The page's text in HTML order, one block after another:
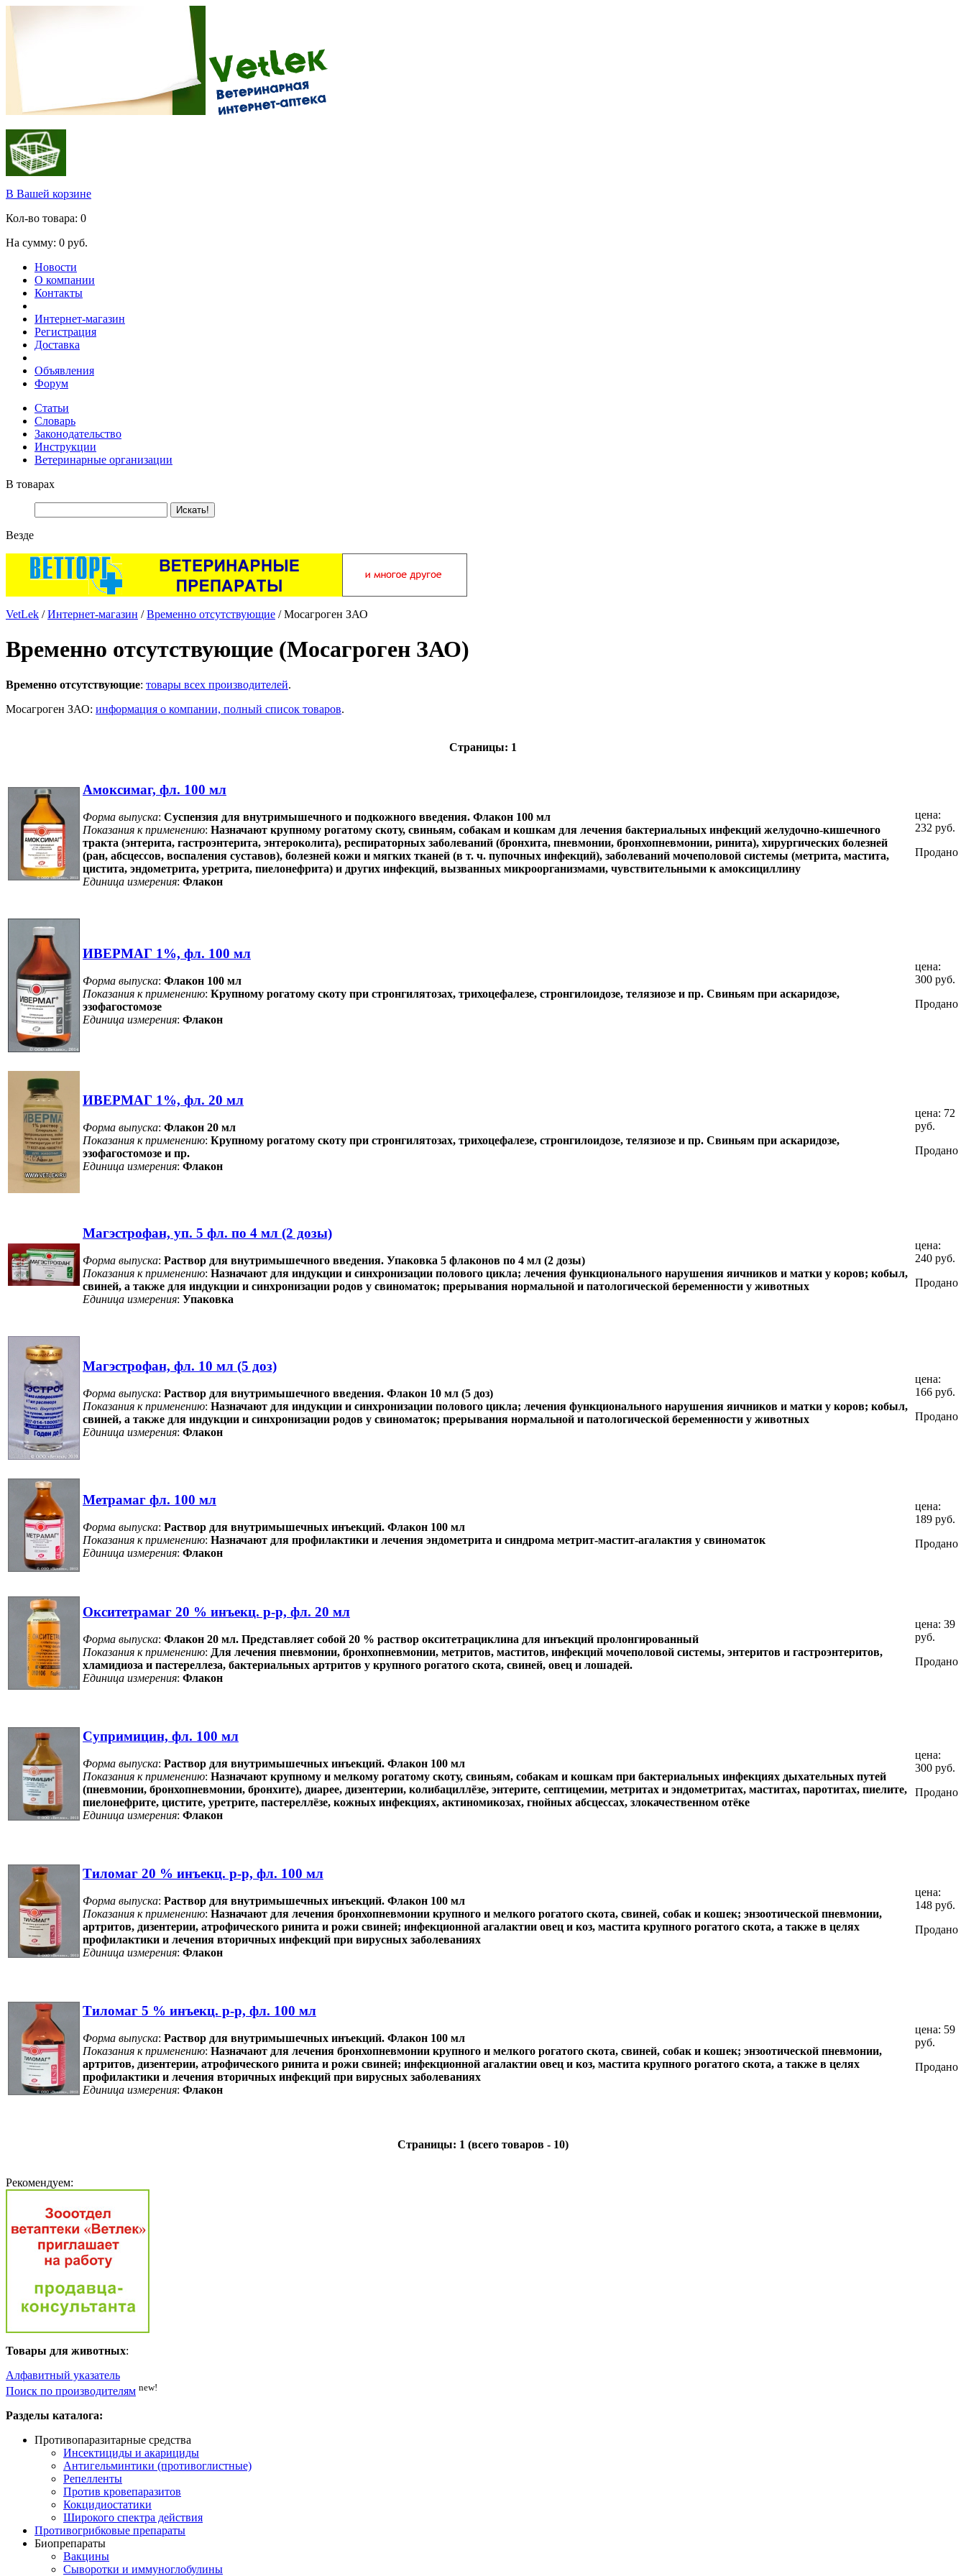
В Вашей корзине
Кол-во товара: 0
На сумму: 0 руб.
Новости
О компании
Контакты
Интернет-магазин
Регистрация
Доставка
Объявления
Форум
Статьи
Словарь
Законодательство
Инструкции
Ветеринарные организации
В товарах
Везде
VetLek /Интернет-магазин /Временно отсутствующие / Мосагроген ЗАО
Временно отсутствующие (Мосагроген ЗАО)
Временно отсутствующие: товары всех производителей.
Мосагроген ЗАО: информация о компании, полный список товаров.
Страницы: 1
Страницы: 1 (всего товаров - 10)
Амоксимаг, фл. 100 мл
Форма выпуска: Суспензия для внутримышечного и подкожного введения. Флакон 100 мл
Показания к применению: Назначают крупному рогатому скоту, свиньям, собакам и кошкам для лечения бактериальных инфекций желудочно-кишечного
тракта (энтерита, гастроэнтерита, энтероколита), респираторных заболеваний (бронхита, пневмонии, бронхопневмонии, ринита), хирургических болезней
(ран, абсцессов, воспаления суставов), болезней кожи и мягких тканей (в т. ч. пупочных инфекций), заболеваний мочеполовой системы (метрита, мастита,
цистита, эндометрита, уретрита, пиелонефрита) и других инфекций, вызванных микроорганизмами, чувствительными к амоксициллину
Единица измерения: Флакон
цена:
232 руб.
Продано
ИВЕРМАГ 1%, фл. 100 мл
Форма выпуска: Флакон 100 мл
Показания к применению: Крупному рогатому скоту при стронгилятозах, трихоцефалезе, стронгилоидозе, телязиозе и пр. Свиньям при аскаридозе,
эзофагостомозе
Единица измерения: Флакон
цена:
300 руб.
Продано
ИВЕРМАГ 1%, фл. 20 мл
Форма выпуска: Флакон 20 мл
Показания к применению: Крупному рогатому скоту при стронгилятозах, трихоцефалезе, стронгилоидозе, телязиозе и пр. Свиньям при аскаридозе,
эзофагостомозе и пр.
Единица измерения: Флакон
цена: 72
руб.
Продано
Магэстрофан, уп. 5 фл. по 4 мл (2 дозы)
Форма выпуска: Раствор для внутримышечного введения. Упаковка 5 флаконов по 4 мл (2 дозы)
Показания к применению: Назначают для индукции и синхронизации полового цикла; лечения функционального нарушения яичников и матки у коров; кобыл,
свиней, а также для индукции и синхронизации родов у свиноматок; прерывания нормальной и патологической беременности у животных
Единица измерения: Упаковка
цена:
240 руб.
Продано
Магэстрофан, фл. 10 мл (5 доз)
Форма выпуска: Раствор для внутримышечного введения. Флакон 10 мл (5 доз)
Показания к применению: Назначают для индукции и синхронизации полового цикла; лечения функционального нарушения яичников и матки у коров; кобыл,
свиней, а также для индукции и синхронизации родов у свиноматок; прерывания нормальной и патологической беременности у животных
Единица измерения: Флакон
цена:
166 руб.
Продано
Метрамаг фл. 100 мл
Форма выпуска: Раствор для внутримышечных инъекций. Флакон 100 мл
Показания к применению: Назначают для профилактики и лечения эндометрита и синдрома метрит-мастит-агалактия у свиноматок
Единица измерения: Флакон
цена:
189 руб.
Продано
Окситетрамаг 20 % инъекц. р-р, фл. 20 мл
Форма выпуска: Флакон 20 мл. Представляет собой 20 % раствор окситетрациклина для инъекций пролонгированный
Показания к применению: Для лечения пневмонии, бронхопневмонии, метритов, маститов, инфекций мочеполовой системы, энтеритов и гастроэнтеритов,
хламидиоза и пастереллеза, бактериальных артритов у крупного рогатого скота, свиней, овец и лошадей.
Единица измерения: Флакон
цена: 39
руб.
Продано
Супримицин, фл. 100 мл
Форма выпуска: Раствор для внутримышечных инъекций. Флакон 100 мл
Показания к применению: Назначают крупному и мелкому рогатому скоту, свиньям, собакам и кошкам при бактериальных инфекциях дыхательных путей
(пневмонии, бронхопневмонии, бронхите), диарее, дизентерии, колибациллёзе, энтерите, септицемии, метритах и эндометритах, маститах, паротитах, пиелите,
пиелонефрите, цистите, уретрите, пастереллёзе, кожных инфекциях, актиномикозах, гнойных абсцессах, злокачественном отёке
Единица измерения: Флакон
цена:
300 руб.
Продано
Тиломаг 20 % инъекц. р-р, фл. 100 мл
Форма выпуска: Раствор для внутримышечных инъекций. Флакон 100 мл
Показания к применению: Назначают для лечения бронхопневмонии крупного и мелкого рогатого скота, свиней, собак и кошек; энзоотической пневмонии,
артритов, дизентерии, атрофического ринита и рожи свиней; инфекционной агалактии овец и коз, мастита крупного рогатого скота, а также в целях
профилактики и лечения вторичных инфекций при вирусных заболеваниях
Единица измерения: Флакон
цена:
148 руб.
Продано
Тиломаг 5 % инъекц. р-р, фл. 100 мл
Форма выпуска: Раствор для внутримышечных инъекций. Флакон 100 мл
Показания к применению: Назначают для лечения бронхопневмонии крупного и мелкого рогатого скота, свиней, собак и кошек; энзоотической пневмонии,
артритов, дизентерии, атрофического ринита и рожи свиней; инфекционной агалактии овец и коз, мастита крупного рогатого скота, а также в целях
профилактики и лечения вторичных инфекций при вирусных заболеваниях
Единица измерения: Флакон
цена: 59
руб.
Продано
Рекомендуем:
Товары для животных:
Алфавитный указатель
Поиск по производителям new!
Разделы каталога:
Противопаразитарные средства
Инсектициды и акарициды
Антигельминтики (противоглистные)
Репелленты
Против кровепаразитов
Кокцидиостатики
Широкого спектра действия
Противогрибковые препараты
Биопрепараты
Вакцины
Сыворотки и иммуноглобулины